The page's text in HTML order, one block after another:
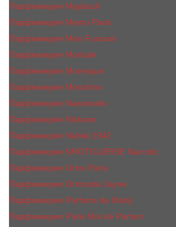
Парфюмерия Maybach
Парфюмерия Memo Paris
Парфюмерия Meo Fusciuni
Парфюмерия Montale
Парфюмерия Moresque
Парфюмерия Moschino
Парфюмерия Nasomatto
Парфюмерия Nishane
Парфюмерия Nobile 1942
Парфюмерия NROTICuERSE Narcotic
Парфюмерия Orlov Paris
Парфюмерия Ormonde Jayne
Парфюмерия Parfums de Marly
Парфюмерия Parle Moi de Parfum